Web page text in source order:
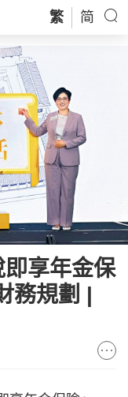
繁 简
享年金保
務規劃 |